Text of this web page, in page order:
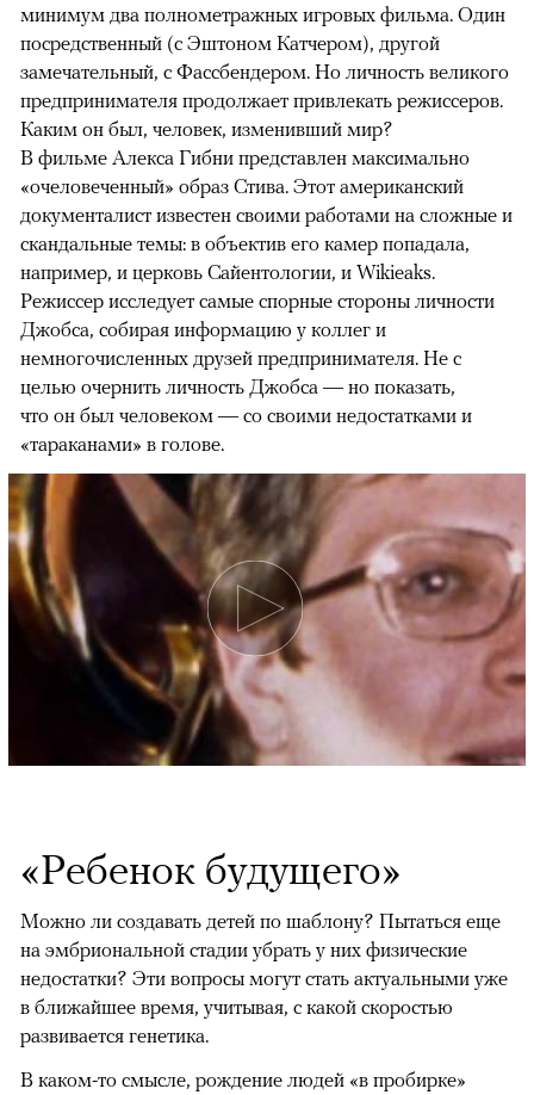
минимум два полнометражных игровых фильма. Один
посредственный (с Эштоном Катчером), другой
замечательный, с Фассбендером. Но личность великого
предпринимателя продолжает привлекать режиссеров.
Каким он был, человек, изменивший мир?
В фильме Алекса Гибни представлен максимально
«очеловеченный» образ Стива. Этот американский
документалист известен своими работами на сложные и
скандальные темы: в объектив его камер попадала,
например, и церковь Сайентологии, и Wikieaks.
Режиссер исследует самые спорные стороны личности
Джобса, собирая информацию у коллег и
немногочисленных друзей предпринимателя. Не с
целью очернить личность Джобса — но показать,
что он был человеком — со своими недостатками и
«тараканами» в голове.
«Ребенок будущего»
Можно ли создавать детей по шаблону? Пытаться еще
на эмбриональной стадии убрать у них физические
недостатки? Эти вопросы могут стать актуальными уже
в ближайшее время, учитывая, с какой скоростью
развивается генетика.
В каком-то смысле, рождение людей «в пробирке»